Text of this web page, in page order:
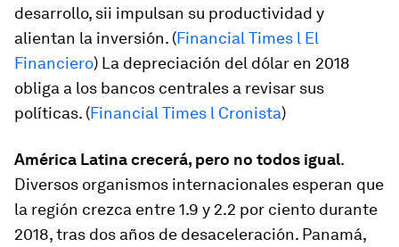
desarrollo, sii impulsan su productividad y
alientan la inversión. (Financial Times l El
Financiero) La depreciación del dólar en 2018
obliga a los bancos centrales a revisar sus
políticas. (Financial Times l Cronista)
América Latina crecerá, pero no todos igual.
Diversos organismos internacionales esperan que
la región crezca entre 1.9 y 2.2 por ciento durante
2018, tras dos años de desaceleración. Panamá,